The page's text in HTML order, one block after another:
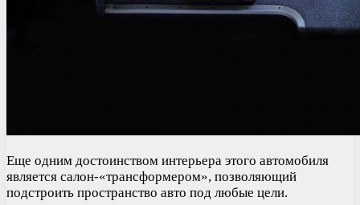
Еще одним достоинством интерьера этого автомобиля
является салон-«трансформером», позволяющий
подстроить пространство авто под любые цели.